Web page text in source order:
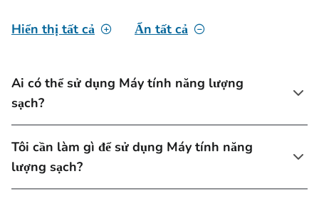
Hiển thị tất cả Ẩn tất cả
Ai có thể sử dụng Máy tính năng lượng
sạch?
Tôi cần làm gì để sử dụng Máy tính năng
lượng sạch?